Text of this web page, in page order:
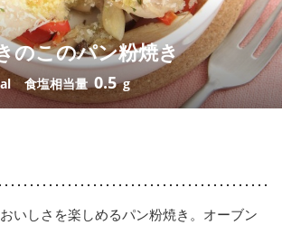
のこのパン粉焼き
食塩相当量0.5 g
いしさを楽しめるパン粉焼き。オーブン